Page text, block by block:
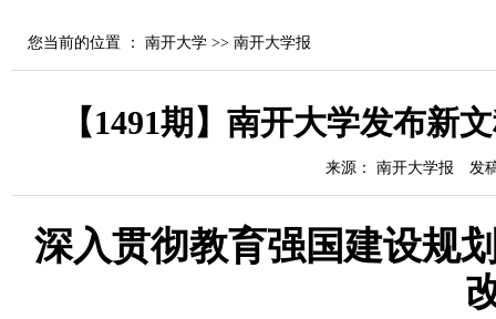
您当前的位置 ： 南开大学 >> 南开大学报
【1491期】南开大学发布新
来源： 南开大学报 发
深入贯彻教育强国建设规